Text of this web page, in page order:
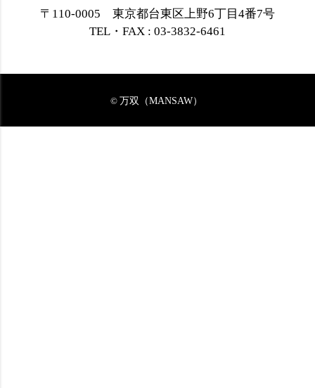
〒110-0005 東京都台東区上野6丁目4番7号
TEL・FAX : 03-3832-6461
© 万双（MANSAW）